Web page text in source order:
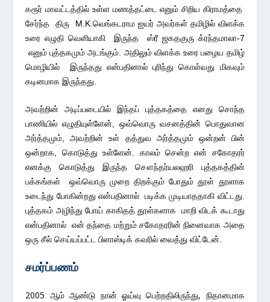
கரூர் மாவட்டத்தில் உள்ள மணத்தட்டை எனும் சிறிய கிராமத்தை
சேர்ந்த திரு M.K.வெங்கடராம ஐயர் அவர்கள் தமிழில் விளக்க
உரை எழுதி வெளியாகி இருந்த ஸ்ரீ ஜகதகுரு க்ரந்தமாலா-7
எனும் புத்தகமும் அடங்கும். அதிலும் விளக்க உரை பழைய தமிழ்
மொழியில் இருந்தது என்பதினால் புரிந்து கொள்வது மிகவும்
கடினமாக இருந்தது.
அவற்றின் அடிப்படையில் இந்தப் புத்தகத்தை எனது சொந்த
பாணியில் எழுதியுள்ளேன், ஒவ்வொரு வசனத்தின் பொதுவான
அர்த்தமும், அவற்றின் உள் தத்துவ அர்த்தமும் ஒன்றன் பின்
ஒன்றாக, கொடுத்து உள்ளேன். காலம் சென்ற என் சகோதரர்
எனக்கு கொடுத்து இருந்த சௌந்தர்யலஹரி புத்தகத்தின்
பக்கங்கள் ஒவ்வொரு முறை திறக்கும் போதும் தூள் தூளாக
உடைந்து போகின்றது என்பதினால் படிக்க முடியாததாகி விட்டது.
புத்தகம் அழிந்து போய் காகிதத் தூள்களாக மாறி விடக் கூடாது
என்பதினால் என் தந்தை மற்றும் சகோதரரின் நினைவாக அதை
ஒரு சீல் செய்யப்பட்ட பிளாஸ்டிக் கவரில் வைத்து விட்டேன்.
சமர்ப்பணம்
2005 ஆம் ஆண்டு நான் ஓய்வு பெற்றதிலிருந்து, நிதானமாக